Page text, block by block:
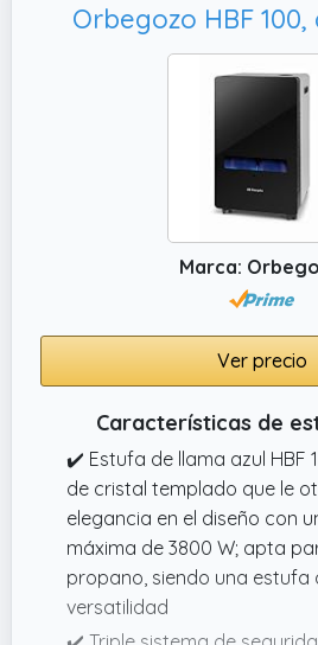
Orbegozo HBF
Marca:
Ver precio
Características de
✔️ Estufa de llama azul HBF
de cristal templado que le
elegancia en el diseño con
máxima de 3800 W; apta
propano, siendo una estufa
versatilidad